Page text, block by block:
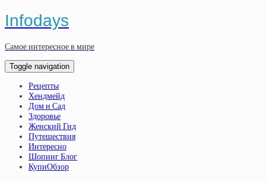
Infodays
Самое интересное в мире
Toggle navigation
Рецепты
Хендмейд
Дом и Сад
Здоровье
Женский Гид
Путешествия
Интересно
Шопинг Блог
КупиОбзор